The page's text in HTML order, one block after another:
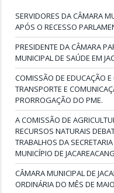
SERVIDORES DA CÂMARA
APÓS O RECESSO
PRESIDENTE DA CÂMARA
MUNICIPAL DE SAÚDE EM
COMISSÃO DE EDUCAÇÃO
TRANSPORTE E
PRORROGAÇÃO DO PME.
A COMISSÃO DE
RECURSOS NATURAIS
TRABALHOS DA
MUNICÍPIO DE
CÂMARA MUNICIPAL DE
ORDINÁRIA DO MÊS DE